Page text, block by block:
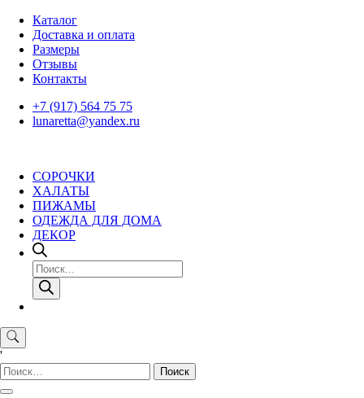
Skip
content
Каталог
Доставка и оплата
Размеры
Отзывы
Контакты
+7 (917) 564 75 75
lunaretta@yandex.ru
СОРОЧКИ
ХАЛАТЫ
ПИЖАМЫ
ОДЕЖДА ДЛЯ ДОМА
ДЕКОР
Поиск
товаров
'
Найти: